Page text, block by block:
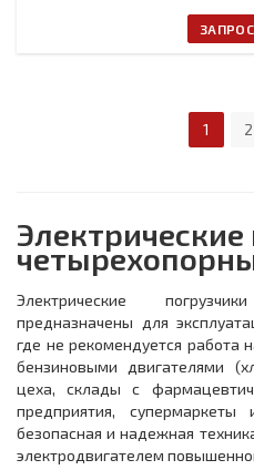
1 2
Электрические
Электрические
предназначены для
где не рекомендуется работа
бензиновыми двигателями
цеха, склады с
предприятия,
безопасная и надежная
электродвигателем